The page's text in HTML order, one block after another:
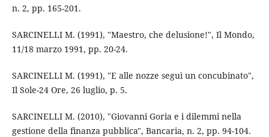
n. 2, pp. 165-201.
SARCINELLI M. (1991), "Maestro, che delusione!", Il Mondo,
11/18 marzo 1991, pp. 20-24.
SARCINELLI M. (1991), "E alle nozze seguì un concubinato",
Il Sole-24 Ore, 26 luglio, p. 5.
SARCINELLI M. (2010), "Giovanni Goria e i dilemmi nella
gestione della finanza pubblica", Bancaria, n. 2, pp. 94-104.